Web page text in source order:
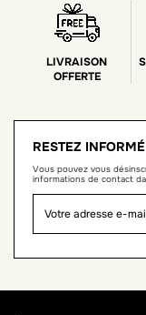
LIVRAISON
OFFERTE
RESTEZ
Vous pouvez vous
informations de contact